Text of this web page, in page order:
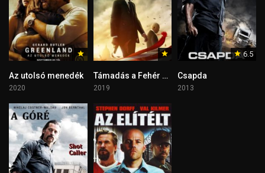
Az utolsó menedék
2020
Támadás a Fehér Ház ellen 3. – A védangyal bukása
2019
6.5
Csapda
2013